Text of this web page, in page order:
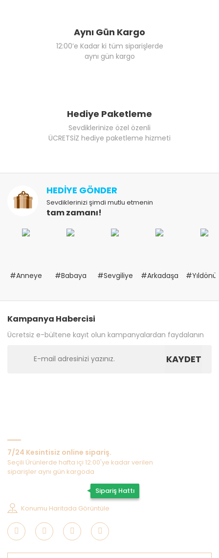
Aynı Gün Kargo
12:00’e Kadar ki tüm siparişlerde
aynı gün kargo
Hediye Paketleme
Sevdiklerinize özel özenli
ÜCRETSİZ hediye paketleme hizmeti
HEDİYE GÖNDER
Sevdiklerinizi şimdi mutlu etmenin
tam zamanı!
#Anneye #Babaya #Sevgiliye #Arkadaşa
Kampanya Habercisi
Ücretsiz e-bültene kayıt olun kampanyalardan faydalanın
KAYDET
7/24 Kesintisiz online sipariş.
Seçili Ürünlerde hafta içi 12:00'ye kadar verilen
siparişler aynı gün kargoda
Sipariş Hattı
Konumu Haritada Görüntüle